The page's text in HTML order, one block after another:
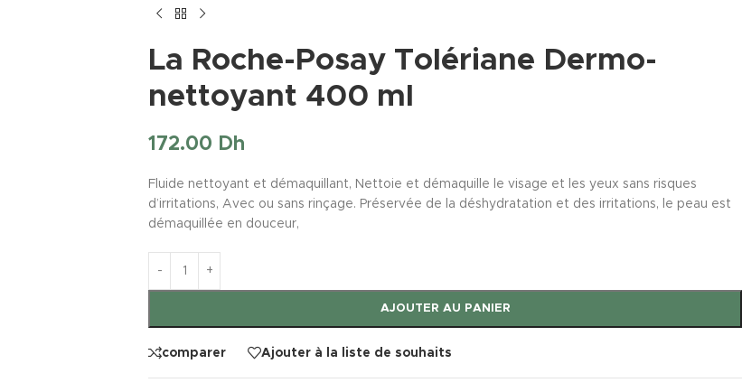
La Roche-Posay Tolériane Dermo-
nettoyant 400 ml
172.00 Dh
Fluide nettoyant et démaquillant, Nettoie et démaquille le visage et les yeux sans risques
d’irritations, Avec ou sans rinçage. Préservée de la déshydratation et des irritations, le peau est
démaquillée en douceur,
AJOUTER AU PANIER
comparer Ajouter à la liste de souhaits